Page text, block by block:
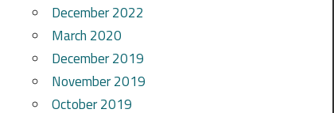
December 2022
March 2020
December 2019
November 2019
October 2019